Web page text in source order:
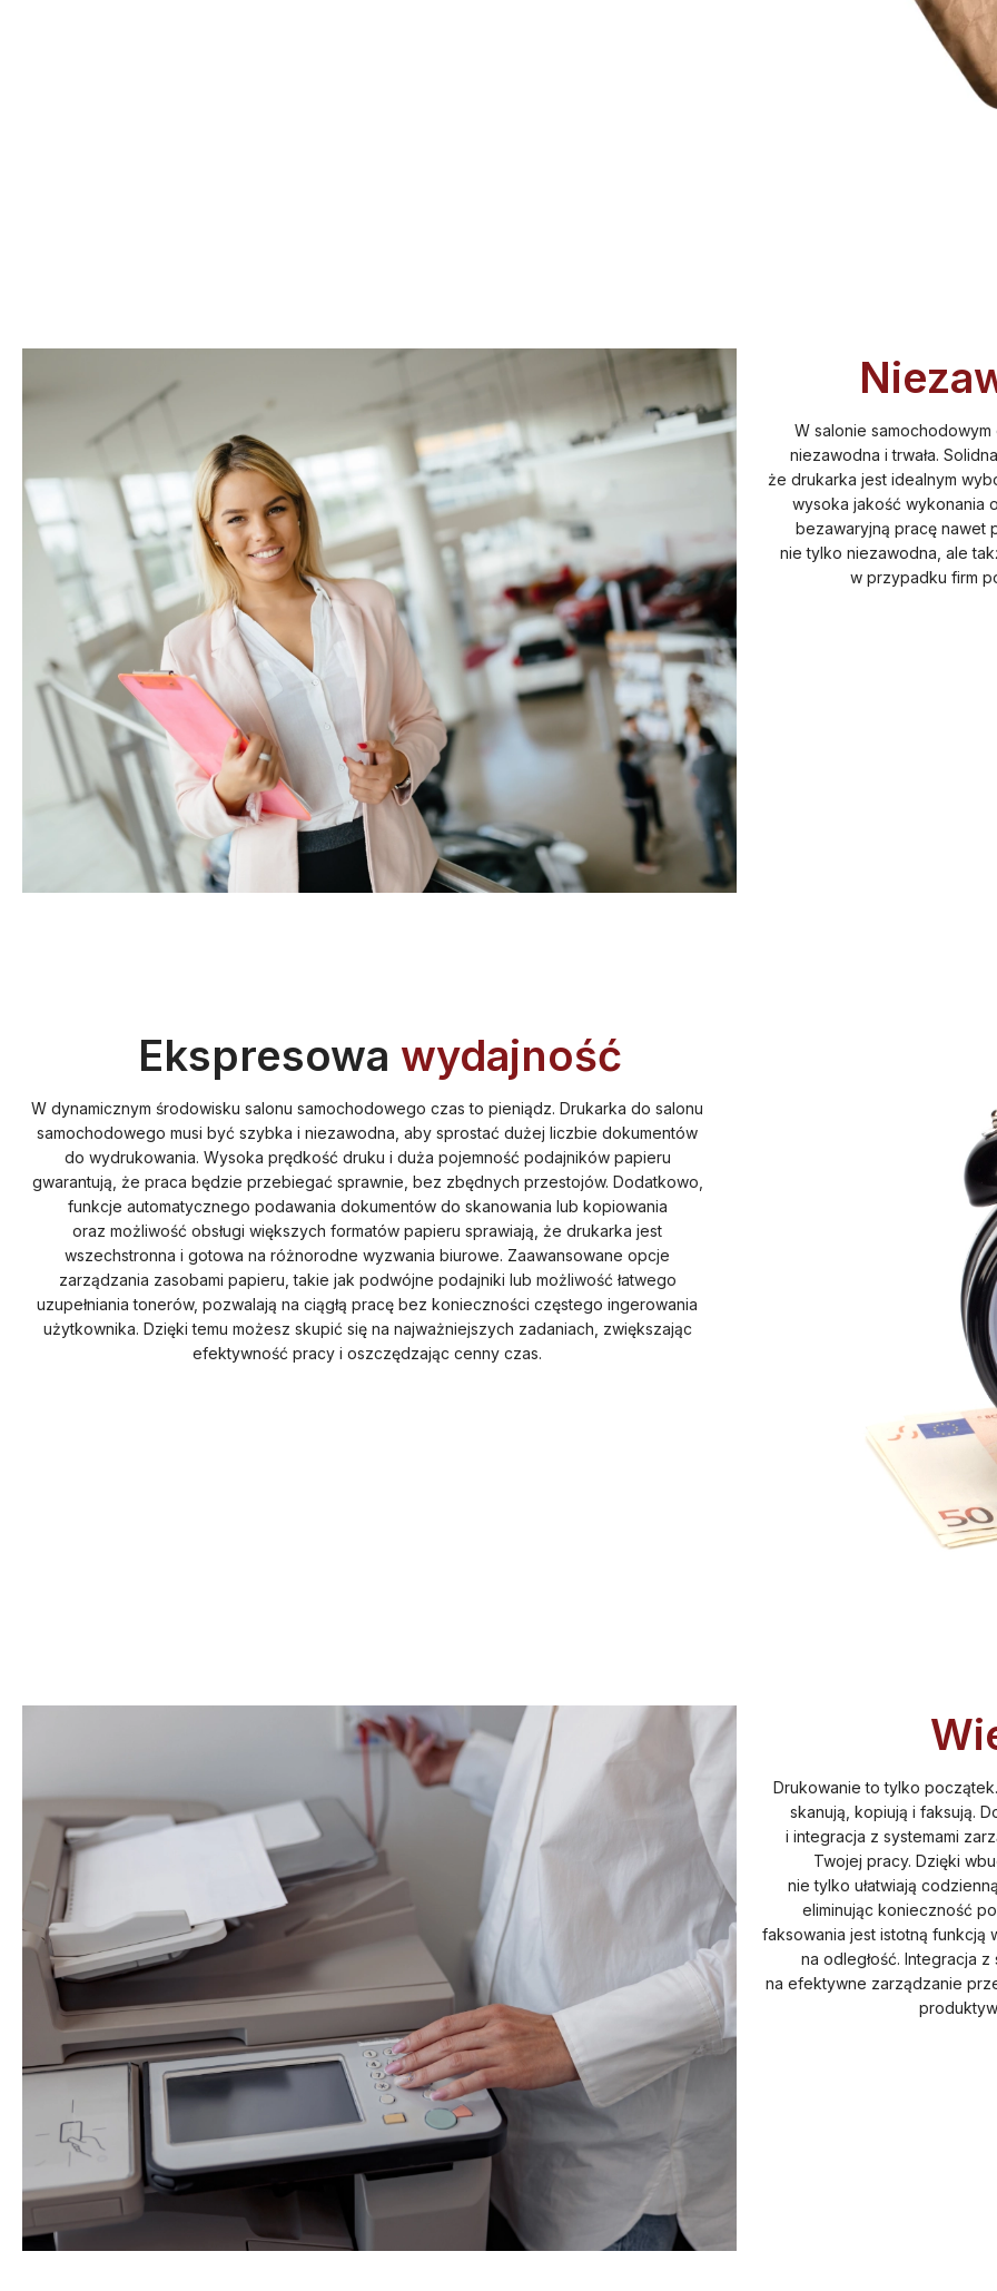
W salonie
niezawodna i trwała.
że drukarka jest idealnym
wysoka jakość wykonania
bezawaryjną pracę nawet
nie tylko niezawodna, ale
w przypadku firm
Ekspresowa wydajność
W dynamicznym środowisku salonu samochodowego czas to pieniądz. Drukarka do salonu
samochodowego musi być szybka i niezawodna, aby sprostać dużej liczbie dokumentów
do wydrukowania. Wysoka prędkość druku i duża pojemność podajników papieru
gwarantują, że praca będzie przebiegać sprawnie, bez zbędnych przestojów. Dodatkowo,
funkcje automatycznego podawania dokumentów do skanowania lub kopiowania
oraz możliwość obsługi większych formatów papieru sprawiają, że drukarka jest
wszechstronna i gotowa na różnorodne wyzwania biurowe. Zaawansowane opcje
zarządzania zasobami papieru, takie jak podwójne podajniki lub możliwość łatwego
uzupełniania tonerów, pozwalają na ciągłą pracę bez konieczności częstego ingerowania
użytkownika. Dzięki temu możesz skupić się na najważniejszych zadaniach, zwiększając
efektywność pracy i oszczędzając cenny czas.
Drukowanie to tylko
skanują, kopiują i faksują.
i integracja z systemami
Twojej pracy. Dzięki
nie tylko ułatwiają
eliminując konieczność
faksowania jest istotną funkcją
na odległość. Integracja
na efektywne zarządzanie